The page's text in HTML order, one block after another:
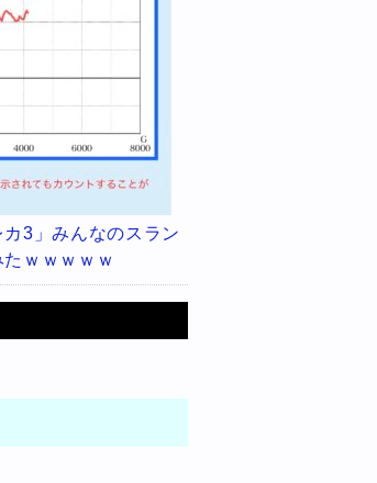
3」みんなのスラン
ｗｗｗｗｗ